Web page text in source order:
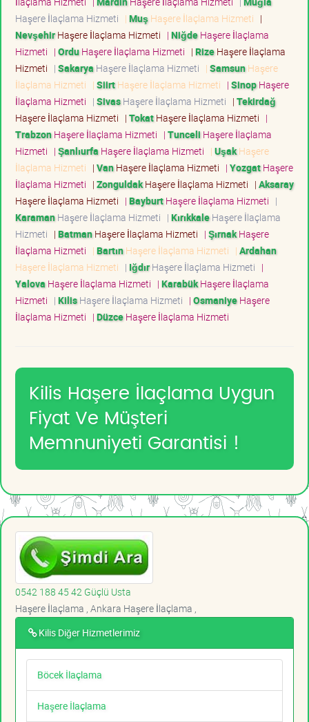
Haşere İlaçlama Hizmeti | Muş Haşere İlaçlama Hizmeti |
NevşehirHaşere İlaçlama Hizmeti | NiğdeHaşere İlaçlama
Hizmeti | OrduHaşere İlaçlama Hizmeti | RizeHaşere İlaçlama
Hizmeti | Sakarya Haşere İlaçlama Hizmeti | SamsunHaşere
İlaçlama Hizmeti | SiirtHaşere İlaçlama Hizmeti | SinopHaşere
İlaçlama Hizmeti | SivasHaşere İlaçlama Hizmeti | Tekirdağ
Haşere İlaçlama Hizmeti | TokatHaşere İlaçlama Hizmeti |
TrabzonHaşere İlaçlama Hizmeti | Tunceli Haşere İlaçlama
Hizmeti | Şanlıurfa Haşere İlaçlama Hizmeti | UşakHaşere
İlaçlama Hizmeti | VanHaşere İlaçlama Hizmeti | YozgatHaşere
İlaçlama Hizmeti | ZonguldakHaşere İlaçlama Hizmeti | Aksaray
Haşere İlaçlama Hizmeti | BayburtHaşere İlaçlama Hizmeti |
KaramanHaşere İlaçlama Hizmeti | KırıkkaleHaşere İlaçlama
Hizmeti | BatmanHaşere İlaçlama Hizmeti | ŞırnakHaşere
İlaçlama Hizmeti | BartınHaşere İlaçlama Hizmeti | Ardahan
Haşere İlaçlama Hizmeti | IğdırHaşere İlaçlama Hizmeti |
Yalova Haşere İlaçlama Hizmeti | KarabükHaşere İlaçlama
Hizmeti | KilisHaşere İlaçlama Hizmeti | OsmaniyeHaşere
İlaçlama Hizmeti | DüzceHaşere İlaçlama Hizmeti
Kilis Haşere İlaçlama Uygun
Fiyat Ve Müşteri
Memnuniyeti Garantisi !
0542 188 45 42 Güçlü Usta
Haşere İlaçlama , Ankara Haşere İlaçlama ,
Kilis Diğer Hizmetlerimiz
Böcek İlaçlama
Haşere İlaçlama